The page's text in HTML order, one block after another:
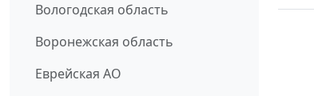
Вологодская область
Воронежская область
Еврейская АО